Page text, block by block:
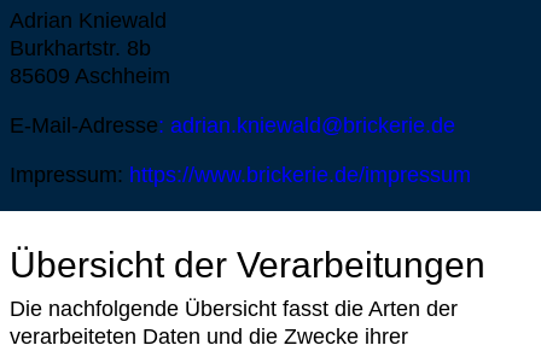
Adrian Kniewald
Burkhartstr. 8b
85609 Aschheim
E-Mail-Adresse: adrian.kniewald@brickerie.de
Impressum: https://www.brickerie.de/impressum
Übersicht der Verarbeitungen
Die nachfolgende Übersicht fasst die Arten der
verarbeiteten Daten und die Zwecke ihrer